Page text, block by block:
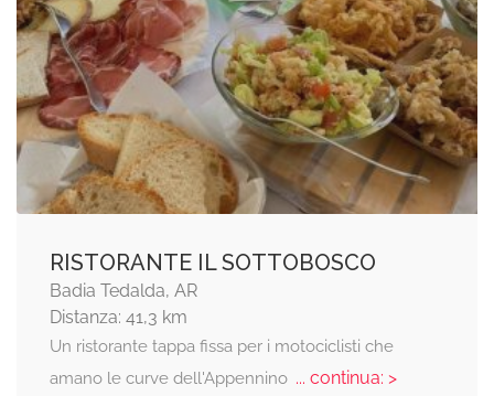
RISTORANTE IL SOTTOBOSCO
Badia Tedalda, AR
Distanza: 41,3 km
Un ristorante tappa fissa per i motociclisti che
amano le curve dell'Appennino... continua: >